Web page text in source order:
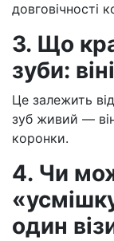
довговічності
3. Що
зуби:
Це залежить
зуб живий —
коронки.
4. Чи
один